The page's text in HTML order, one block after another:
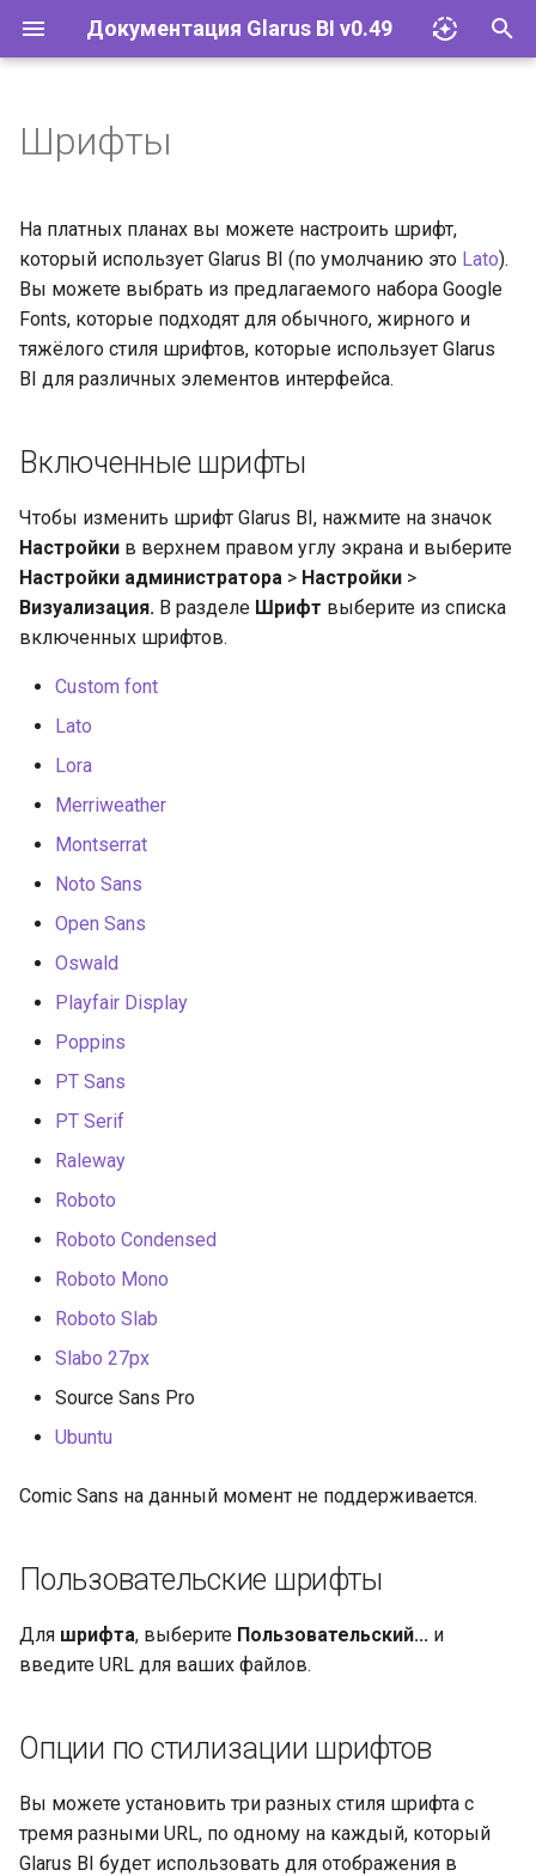
Документация Glarus BI v0.49
и
а
и
а
ц
и
я
п
Импорт файлов Excel
Запросы
Визуализации
Дашборды
Модели
Действия
Исследование и
организация
Установка и эксплуатация
Конфигурация
Базы данных
Учётные записи и группы
Разрешения
Инструменты
Встраивание
Устранение проблем
Документация API
Руководство разработчика
Шрифты
На платных планах вы можете настроить шрифт,
который использует Glarus BI (по умолчанию это Lato).
Вы можете выбрать из предлагаемого набора Google
Fonts, которые подходят для обычного, жирного и
тяжёлого стиля шрифтов, которые использует Glarus
BI для различных элементов интерфейса.
Включенные шрифты
Чтобы изменить шрифт Glarus BI, нажмите на значок
Настройки в верхнем правом углу экрана и выберите
Настройки администратора > Настройки >
Визуализация. В разделе Шрифт выберите из списка
включенных шрифтов.
Custom font
Lato
Lora
Merriweather
Montserrat
Noto Sans
Open Sans
Oswald
Playfair Display
Poppins
PT Sans
PT Serif
Raleway
Roboto
Roboto Condensed
Roboto Mono
Roboto Slab
Slabo 27px
Source Sans Pro
Ubuntu
Comic Sans на данный момент не поддерживается.
Пользовательские шрифты
Для шрифта, выберите Пользовательский... и
введите URL для ваших файлов.
Опции по стилизации шрифтов
Вы можете установить три разных стиля шрифта с
тремя разными URL, по одному на каждый, который
Glarus BI будет использовать для отображения в